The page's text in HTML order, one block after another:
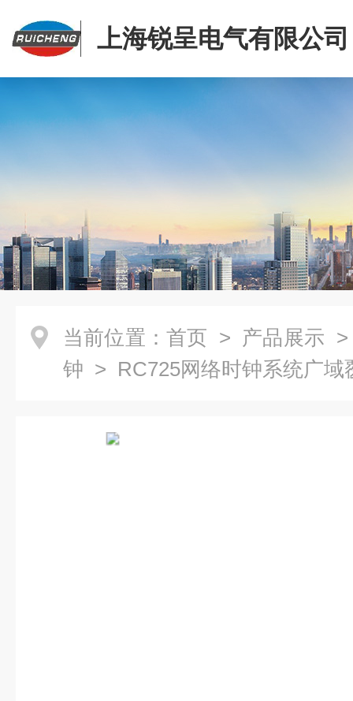
上海锐呈电气有限公司
当前位置： 首页 > 产品展示
钟 > RC725网络时钟系统广域